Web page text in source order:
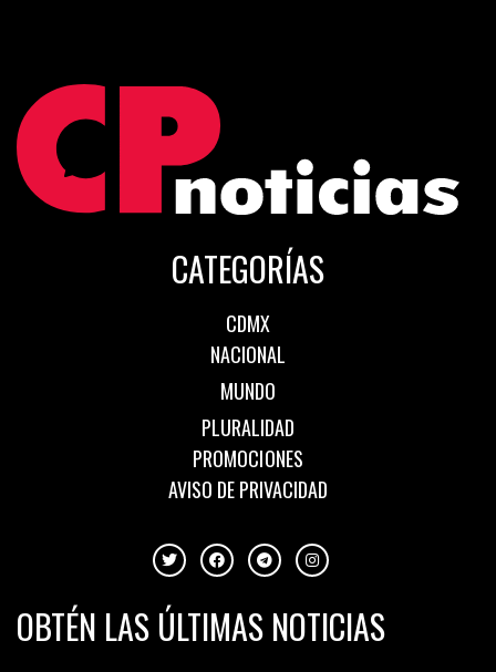
CATEGORÍAS
CDMX
NACIONAL
MUNDO
PLURALIDAD
PROMOCIONES
AVISO DE PRIVACIDAD
OBTÉN LAS ÚLTIMAS NOTICIAS